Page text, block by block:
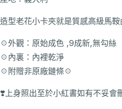
造型老花小卡夾就是質感高級馬
☉外觀：原始成色 ,9成新,無勾絲
☉內裏：內裡乾淨
☉附贈非原廠鏈條☉
❣️上身照出至於小紅書如有不妥會